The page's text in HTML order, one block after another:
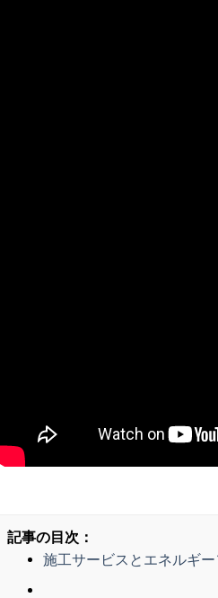
記事の目次：
施工サービスとエネルギ